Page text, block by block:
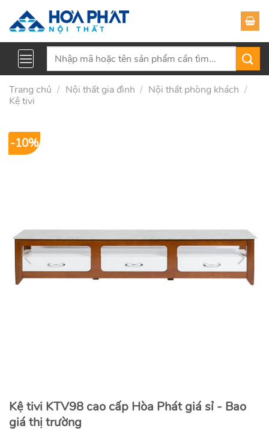
Tìm
Trang chủ / Nội thất gia đình / Nội thất phòng khách /
Kệ tivi
-10%
Kệ tivi KTV98 cao cấp Hòa Phát giá sỉ - Bao
giá thị trường